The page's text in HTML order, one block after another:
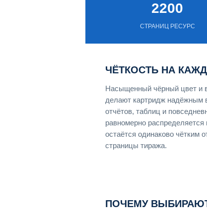
2200
СТРАНИЦ РЕСУРС
ЧЁТКОСТЬ НА
Насыщенный чёрный цвет и
делают картридж надёжным
отчётов, таблиц и
равномерно распределяется
остаётся одинаково чётким
страницы тиража.
ПОЧЕМУ ВЫБИРАЮТ